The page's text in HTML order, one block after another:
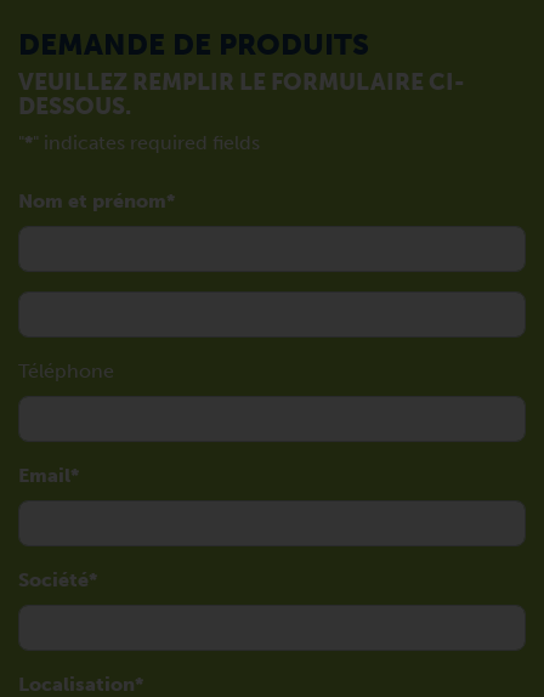
DEMANDE DE PRODUITS
VEUILLEZ REMPLIR LE FORMULAIRE CI-
DESSOUS.
"*" indicates required fields
Nom et prénom
Téléphone
Email
Société
Localisation